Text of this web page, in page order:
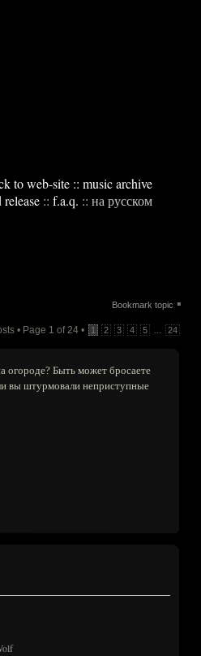
to web-site :: music archive
release :: f.a.q. :: на русском
Bookmark topic ▪
• Page 1 of24 • 1 2 3 4 5 ... 24
огороде? Быть может бросаете
вы штурмовали неприступные